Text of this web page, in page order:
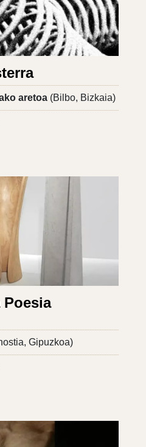
aretoa (Bilbo, Bizkaia)
Poesia
Gipuzkoa)